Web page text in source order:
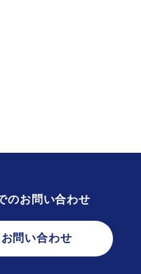
のお問い合わせ
お問い合わせ